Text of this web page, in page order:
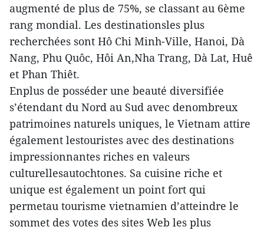
augmenté de plus de 75%, se classant au 6ème
rang mondial. Les destinationsles plus
recherchées sont Hô Chi Minh-Ville, Hanoi, Dà
Nang, Phu Quôc, Hôi An,Nha Trang, Dà Lat, Huê
et Phan Thiêt.
Enplus de posséder une beauté diversifiée
s’étendant du Nord au Sud avec denombreux
patrimoines naturels uniques, le Vietnam attire
également lestouristes avec des destinations
impressionnantes riches en valeurs
culturellesautochtones. Sa cuisine riche et
unique est également un point fort qui
permetau tourisme vietnamien d’atteindre le
sommet des votes des sites Web les plus